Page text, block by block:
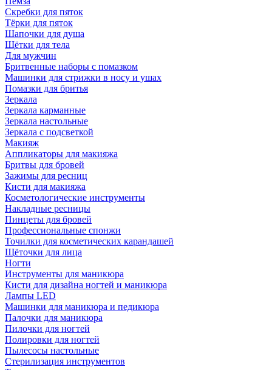
Скребки для пяток
Тёрки для пяток
Шапочки для душа
Щётки для тела
Для мужчин
Бритвенные наборы с помазком
Машинки для стрижки в носу и ушах
Помазки для бритья
Зеркала
Зеркала карманные
Зеркала настольные
Зеркала с подсветкой
Макияж
Аппликаторы для макияжа
Бритвы для бровей
Зажимы для ресниц
Кисти для макияжа
Косметологические инструменты
Накладные ресницы
Пинцеты для бровей
Профессиональные спонжи
Точилки для косметических карандашей
Щёточки для лица
Ногти
Инструменты для маникюра
Кисти для дизайна ногтей и маникюра
Лампы LED
Машинки для маникюра и педикюра
Палочки для маникюра
Пилочки для ногтей
Полировки для ногтей
Пылесосы настольные
Стерилизация инструментов